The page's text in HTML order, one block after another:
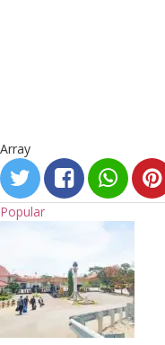
Array
Popular